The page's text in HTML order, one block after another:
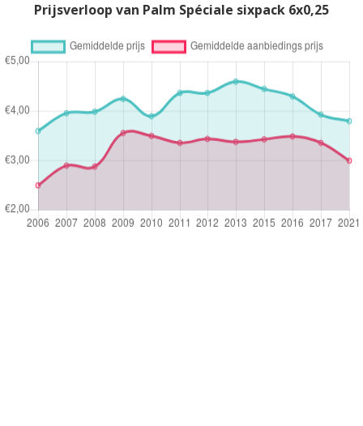
Prijsverloop van Palm Spéciale sixpack 6x0,25